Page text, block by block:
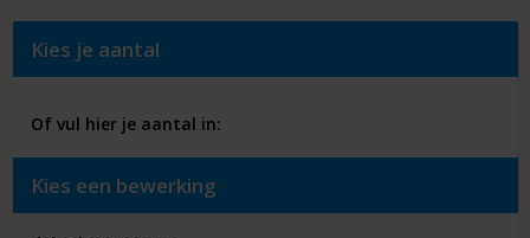
Kies je aantal
Of vul hier je aantal in:
Kies een bewerking